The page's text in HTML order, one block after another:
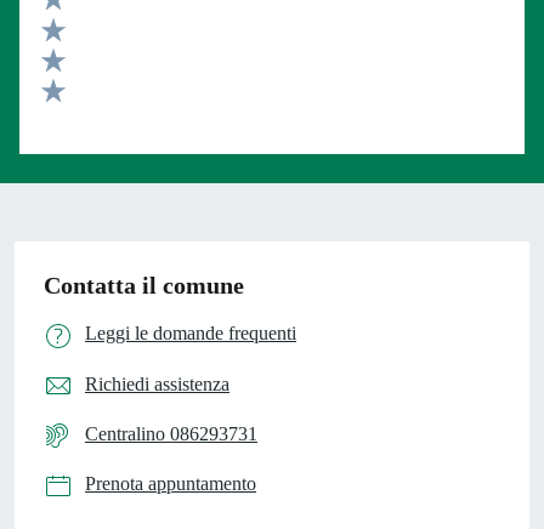
Valuta 4 stelle su 5
Valuta 3 stelle su 5
Valuta 2 stelle su 5
Contatta il comune
Leggi le domande frequenti
Richiedi assistenza
Centralino 086293731
Prenota appuntamento